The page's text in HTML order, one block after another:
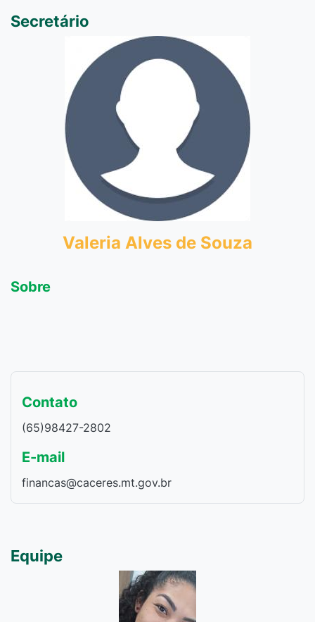
Secretário
Valeria Alves de Souza
Sobre
Contato
(65)98427-2802
E-mail
financas@caceres.mt.gov.br
Equipe